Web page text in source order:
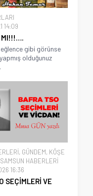
14:09
MI!!!….
gibi görünse
olduğunuz
, GÜNDEM, KÖŞE
SAMSUN HABERLERİ
16:36
SEÇİMLERİ VE